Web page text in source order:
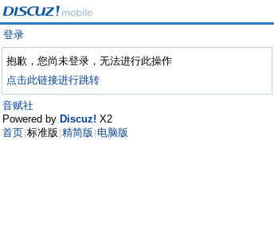
登录
抱歉，您尚未登录，无法进行此操作
点击此链接进行跳转
音赋社
Powered by Discuz! X2
首页 标准版 精简版 电脑版